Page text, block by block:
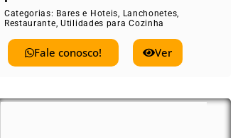
Categorias: Bares e Hoteis, Lanchonetes,
Restaurante, Utilidades para Cozinha
Fale conosco! Ver